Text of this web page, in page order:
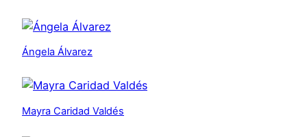
Ángela Álvarez
Mayra Caridad Valdés